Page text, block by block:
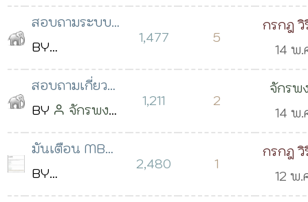
11:17 น.
การเข้าถึงแต่ละ
freeman
09:06 น.
2562 เ
สอบถามระบบ
E-Document
BY
Nooknic'k
ธ.ค. 2561 เวลา
12:21 น.
1,477 5
กรกฎ วิ
14 พ.
2562 เ
สอบถามเกี่ยว
กับ ระบบการ
จองห้องประชุม
BY
จักรพงษ์
ธรรมวิเชียร
1,211 2
จักรพ
ธรรมวิ
14 พ.
2562 เ
มันเตือน MB
String
Support ตอน
BY
Yaytongmar
2,480 1
กรกฎ วิ
12 พ.